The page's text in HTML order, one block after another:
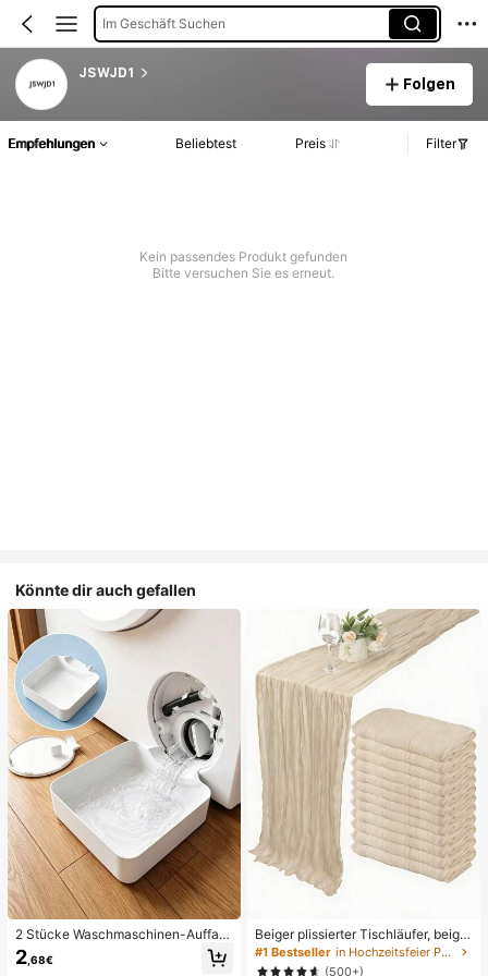
Im Geschäft Suchen
JSWJD1
Folgen
Empfehlungen Beliebtest Preis Filter
Kein passendes Produkt gefunden
Bitte versuchen Sie es erneut.
Könnte dir auch gefallen
2 Stücke Waschmaschinen-Auffan
gwanne Tropfschale, wasserdichte
Bodenschutzmatte für Waschraum,
2 ,68€
Beiger plissierter Tischläufer, beige
Tischdecke, Geburtstagsfeier-Zub
ehör, Geburtstagsdekoration, hellbr
#1 Bestseller
in Hochzeitsfeier Party-Tischdecke
(500+)